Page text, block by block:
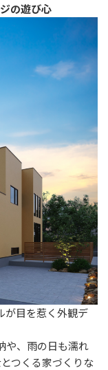
の遊び心
が目を惹く外観デ
や、雨の日も濡れ
つくる家づくりな